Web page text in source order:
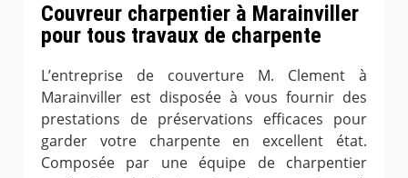
Couvreur charpentier à Marainviller
pour tous travaux de charpente
L’entreprise de couverture M. Clement à
Marainviller est disposée à vous fournir des
prestations de préservations efficaces pour
garder votre charpente en excellent état.
Composée par une équipe de charpentier